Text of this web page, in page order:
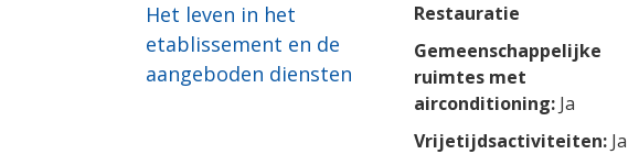
Het leven in het
etablissement en de
aangeboden diensten
Restauratie
Gemeenschappelijke
ruimtes met
airconditioning: Ja
Vrijetijdsactiviteiten: Ja